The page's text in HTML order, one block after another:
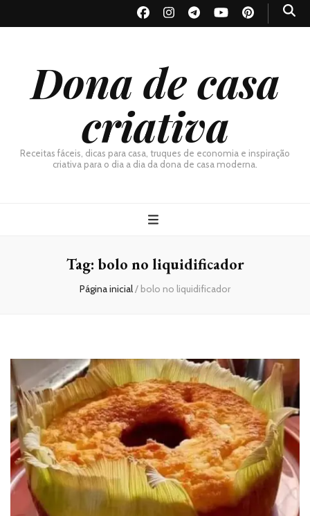
Dona de casa
criativa
Receitas fáceis, dicas para casa, truques de economia e inspiração
criativa para o dia a dia da dona de casa moderna.
Tag: bolo no liquidificador
Página inicial/ bolo no liquidificador